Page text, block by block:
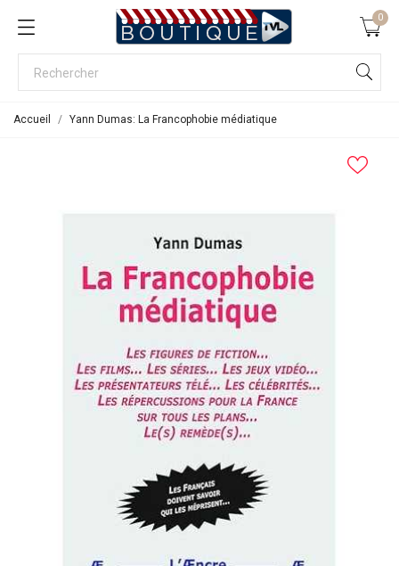
0
Accueil Yann Dumas: La Francophobie médiatique